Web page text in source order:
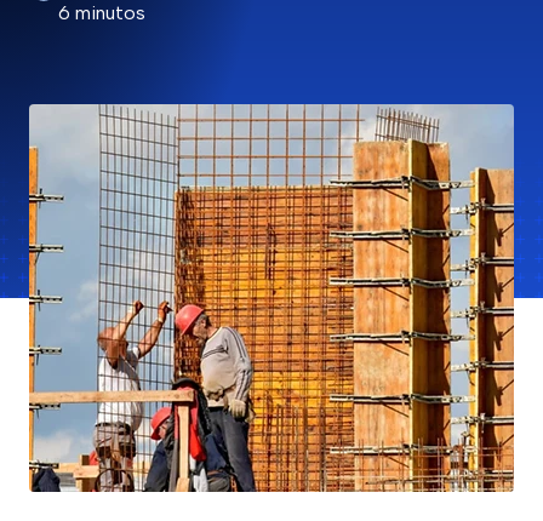
6 minutos